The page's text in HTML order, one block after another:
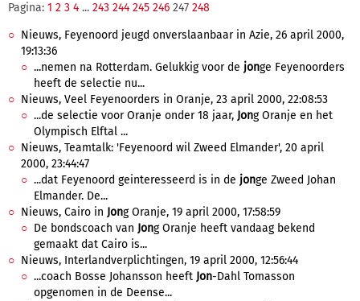
Pagina: 1 2 3 4 ... 243 244 245 246 247 248
Nieuws, Feyenoord jeugd onverslaanbaar in Azie, 26 april 2000,
19:13:36
...nemen na Rotterdam. Gelukkig voor de jonge Feyenoorders
heeft de selectie nu...
Nieuws, Veel Feyenoorders in Oranje, 23 april 2000, 22:08:53
...de selectie voor Oranje onder 18 jaar, Jong Oranje en het
Olympisch Elftal ...
Nieuws, Teamtalk: 'Feyenoord wil Zweed Elmander', 20 april
2000, 23:44:47
...dat Feyenoord geinteresseerd is in de jonge Zweed Johan
Elmander. De...
Nieuws, Cairo in Jong Oranje, 19 april 2000, 17:58:59
De bondscoach van Jong Oranje heeft vandaag bekend
gemaakt dat Cairo is...
Nieuws, Interlandverplichtingen, 19 april 2000, 12:56:44
...coach Bosse Johansson heeft Jon-Dahl Tomasson
opgenomen in de Deense...